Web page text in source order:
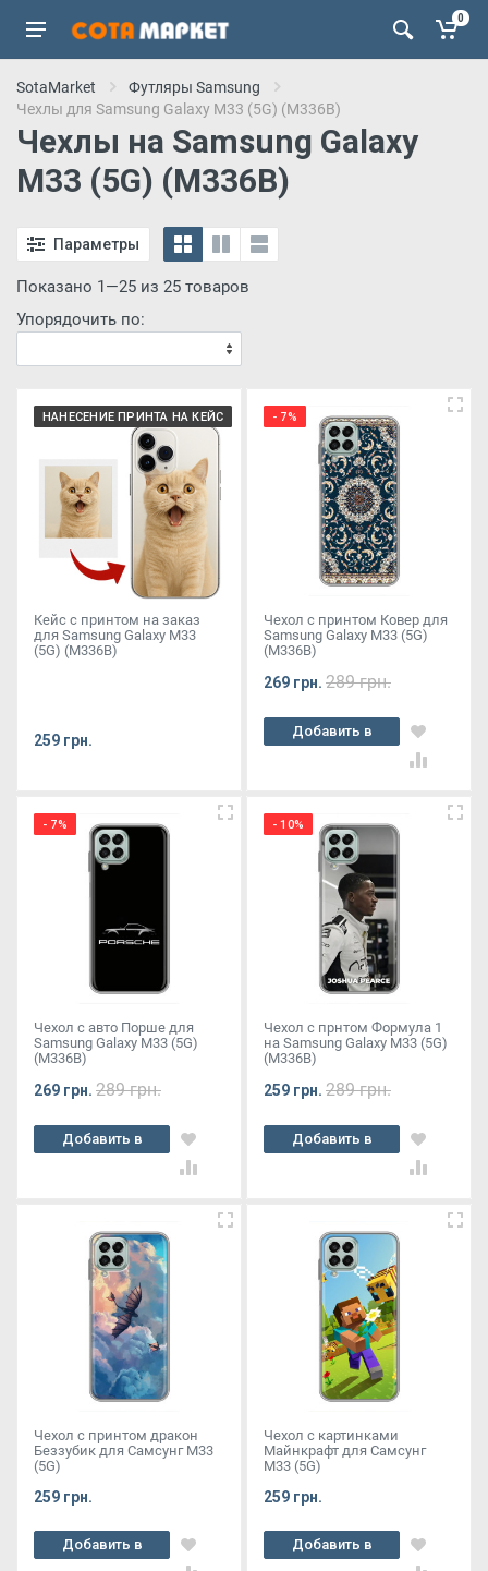
0
SotaMarket
Футляры Samsung
Чехлы для Samsung Galaxy M33 (5G) (M336B)
Чехлы на Samsung Galaxy
M33 (5G) (M336B)
Параметры
Показано 1—25 из 25 товаров
Упорядочить по:
НАНЕСЕНИЕ ПРИНТА НА КЕЙС
Кейс с принтом на заказ
для Samsung Galaxy M33
(5G) (M336B)
259 грн.
- 7%
Чехол с принтом Ковер для
Samsung Galaxy M33 (5G)
(M336B)
269 грн. 289 грн.
Добавить в
корзину
- 7%
Чехол с авто Порше для
Samsung Galaxy M33 (5G)
(M336B)
269 грн. 289 грн.
Добавить в
корзину
- 10%
Чехол с прнтом Формула 1
на Samsung Galaxy M33 (5G)
(M336B)
259 грн. 289 грн.
Добавить в
корзину
Чехол с принтом дракон
Беззубик для Самсунг М33
(5G)
259 грн.
Добавить в
корзину
Чехол с картинками
Майнкрафт для Самсунг
М33 (5G)
259 грн.
Добавить в
корзину